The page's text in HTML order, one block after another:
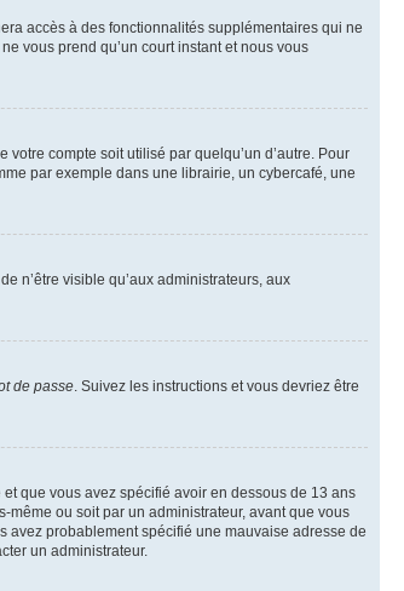
accès à des fonctionnalités supplémentaires qui ne
vous prend qu’un court instant et nous vous
compte soit utilisé par quelqu’un d’autre. Pour
par exemple dans une librairie, un cybercafé, une
n’être visible qu’aux administrateurs, aux
de passe . Suivez les instructions et vous devriez être
et que vous avez spécifié avoir en dessous de 13 ans
ou soit par un administrateur, avant que vous
avez probablement spécifié une mauvaise adresse de
un administrateur.